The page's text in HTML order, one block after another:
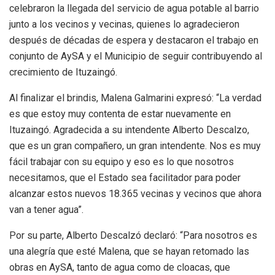
celebraron la llegada del servicio de agua potable al barrio
junto a los vecinos y vecinas, quienes lo agradecieron
después de décadas de espera y destacaron el trabajo en
conjunto de AySA y el Municipio de seguir contribuyendo al
crecimiento de Ituzaingó.
Al finalizar el brindis, Malena Galmarini expresó: “La verdad
es que estoy muy contenta de estar nuevamente en
Ituzaingó. Agradecida a su intendente Alberto Descalzo,
que es un gran compañero, un gran intendente. Nos es muy
fácil trabajar con su equipo y eso es lo que nosotros
necesitamos, que el Estado sea facilitador para poder
alcanzar estos nuevos 18.365 vecinas y vecinos que ahora
van a tener agua”.
Por su parte, Alberto Descalzó declaró: “Para nosotros es
una alegría que esté Malena, que se hayan retomado las
obras en AySA, tanto de agua como de cloacas, que